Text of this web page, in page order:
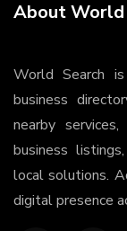
About World
World Search
business
nearby
business
local solutions.
digital presence